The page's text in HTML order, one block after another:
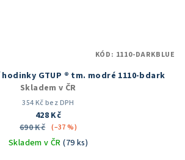
GTUP ® tm. modré 1110-bdark
Skladem v ČR
354 Kč bez DPH
428 Kč
690 Kč (–37 %)
Skladem v ČR(79 ks)
KÓD: 1110-DARKBLUE